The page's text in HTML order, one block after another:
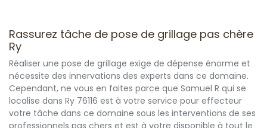
Rassurez tâche de pose de grillage pas chère
Ry
Réaliser une pose de grillage exige de dépense énorme et
nécessite des innervations des experts dans ce domaine.
Cependant, ne vous en faites parce que Samuel R qui se
localise dans Ry 76116 est à votre service pour effecteur
votre tâche dans ce domaine sous les interventions de ses
professionnels pas chers et est à votre disponible à tout le